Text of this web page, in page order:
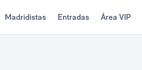
Madridistas Entradas Área VIP